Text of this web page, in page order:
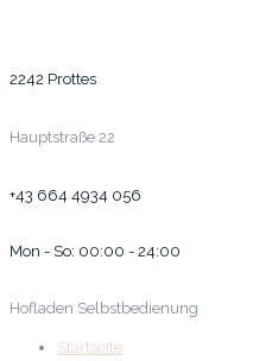
2242 Prottes
Hauptstraße 22
+43 664 4934 056
Mon - So: 00:00 - 24:00
Hofladen Selbstbedienung
Startseite